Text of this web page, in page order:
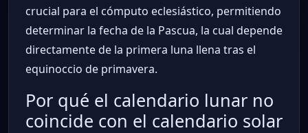
crucial para el cómputo eclesiástico, permitiendo
determinar la fecha de la Pascua, la cual depende
directamente de la primera luna llena tras el
equinoccio de primavera.
Por qué el calendario lunar no
coincide con el calendario solar